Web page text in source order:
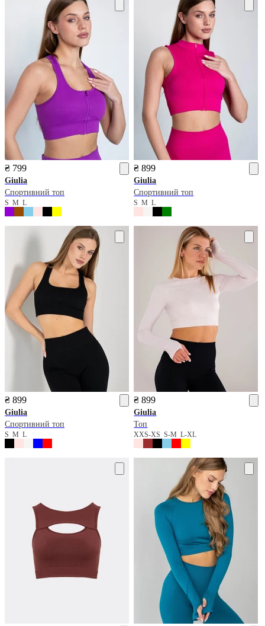
₴ 799
Giulia
Спортивний топ
S M L
₴ 899
Giulia
Спортивний топ
SML
₴ 899
Giulia
Спортивний топ
S M L
₴ 899
Giulia
Топ
XXS-XSS-ML-XL